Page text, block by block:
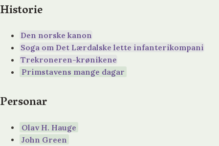
Historie
Den norske kanon
Soga om Det Lærdalske lette infanterikompani
Trekroneren-krønikene
Primstavens mange dagar
Personar
Olav H. Hauge
John Green